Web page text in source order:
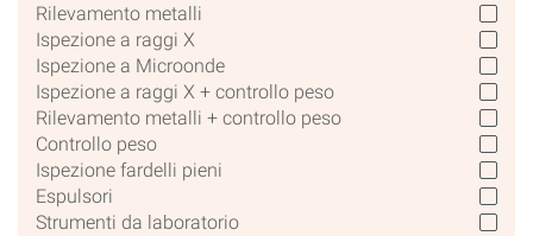
Rilevamento metalli
Ispezione a raggi X
Ispezione a Microonde
Ispezione a raggi X + controllo peso
Rilevamento metalli + controllo peso
Controllo peso
Ispezione fardelli pieni
Espulsori
Strumenti da laboratorio